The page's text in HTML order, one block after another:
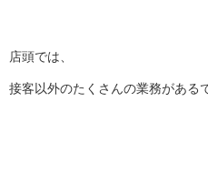
店頭では、
接客以外のたくさんの業務がある